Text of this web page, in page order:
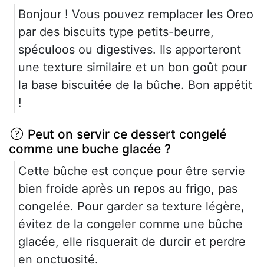
Bonjour ! Vous pouvez remplacer les Oreo
par des biscuits type petits-beurre,
spéculoos ou digestives. Ils apporteront
une texture similaire et un bon goût pour
la base biscuitée de la bûche. Bon appétit
!
Peut on servir ce dessert congelé
comme une buche glacée ?
Cette bûche est conçue pour être servie
bien froide après un repos au frigo, pas
congelée. Pour garder sa texture légère,
évitez de la congeler comme une bûche
glacée, elle risquerait de durcir et perdre
en onctuosité.